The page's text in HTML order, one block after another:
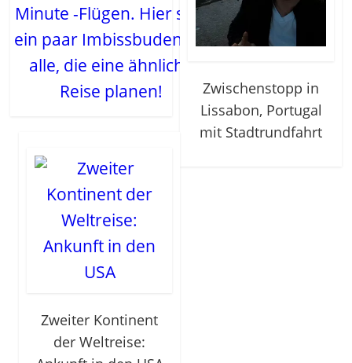
Minute -Flügen. Hier sind
ein paar Imbissbuden für
alle, die eine ähnliche
Reise planen!
Zwischenstopp in
Lissabon, Portugal
mit Stadtrundfahrt
Zweiter Kontinent
der Weltreise: